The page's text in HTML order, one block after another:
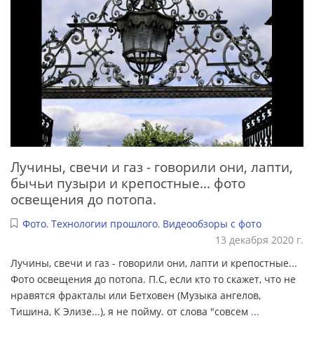
Лучины, свечи и газ - говорили они, лапти,
бычьи пузыри и крепостные... фото
освещения до потопа.
Фото, Технологии прошлого, Видеообзоры с фото
13 декабря 2020 г.
Лучины, свечи и газ - говорили они, лапти и крепостные...
Фото освещения до потопа. П.С, если кто то скажет, что не
нравятся фракталы или Бетховен (Музыка ангелов,
Тишина, К Элизе...), я не пойму. от слова "совсем ...